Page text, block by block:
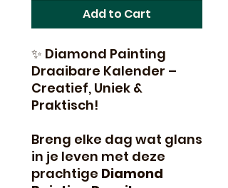
Add to Cart
✨ Diamond Painting
Draaibare Kalender –
Creatief, Uniek &
Praktisch!
Breng elke dag wat glans
in je leven met deze
prachtige Diamond